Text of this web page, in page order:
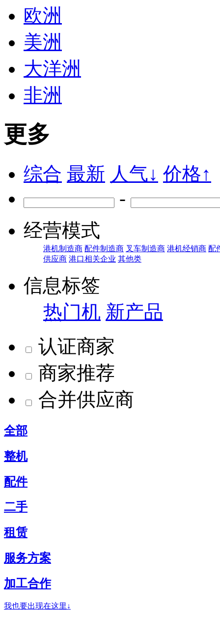
欧洲
美洲
大洋洲
非洲
更多
综合 最新 人气↓ 价格↑
-
经营模式
港机制造商 配件制造商 叉车制造商 港机经销商 配
供应商 港口相关企业 其他类
信息标签
热门机 新产品
认证商家
商家推荐
合并供应商
全部
整机
配件
二手
租赁
服务方案
加工合作
我也要出现在这里↓